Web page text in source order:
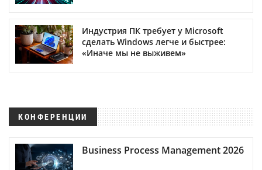
Индустрия ПК требует у Microsoft
сделать Windows легче и быстрее:
«Иначе мы не выживем»
КОНФЕРЕНЦИИ
Business Process Management 2026